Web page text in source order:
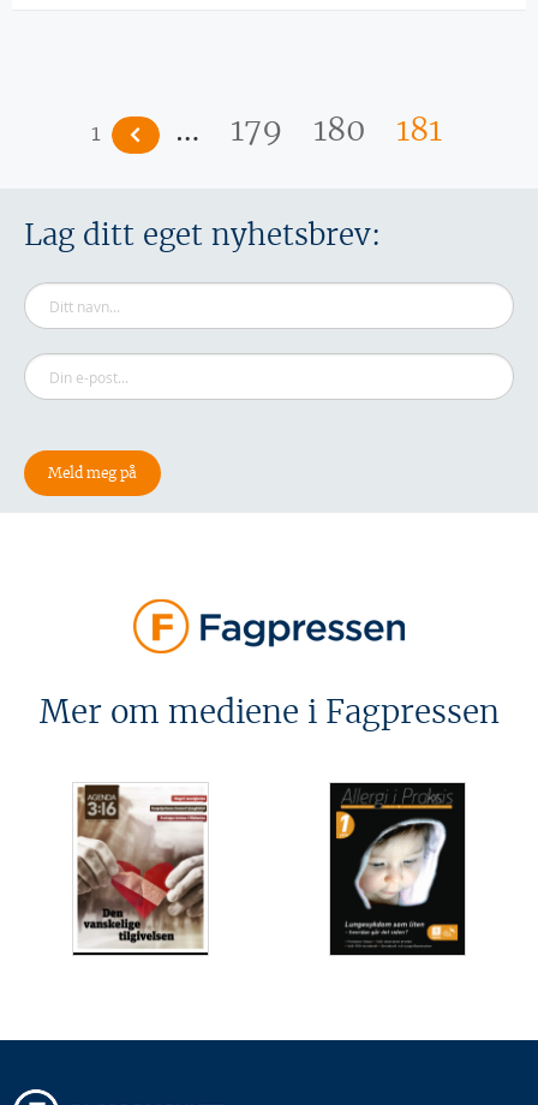
1 … 179 180 181
Lag ditt eget nyhetsbrev:
Mer om mediene i Fagpressen